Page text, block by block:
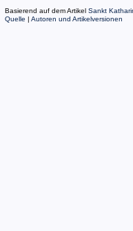
Basierend auf dem Artikel Sankt
Quelle | Autoren und Artikelversionen